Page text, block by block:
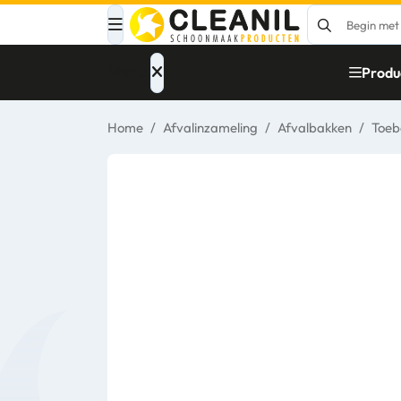
Home / Afvalinzameling / Afvalbakken /